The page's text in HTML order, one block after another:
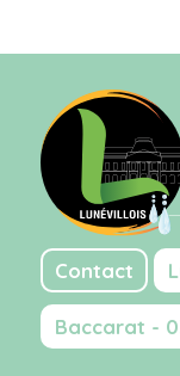
Contact
Baccarat -